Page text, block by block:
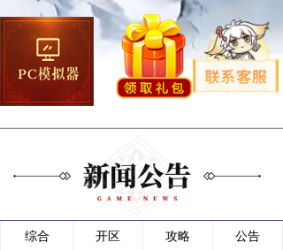
综合 开区 攻略 公告